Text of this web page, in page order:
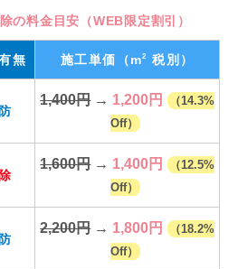
の料金目安（WEB限定割引）
無 施工単価 （m2 税別）
1,400円→ 1,200円
（14.3%
Off）
1,600円→ 1,400円
（12.5%
Off）
2,200円→ 1,800円
（18.2%
Off）